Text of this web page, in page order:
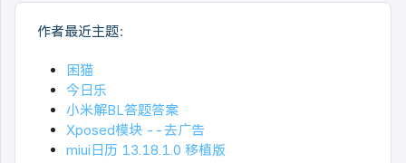
作者最近主题：
困猫
今日乐
小米解BL答题答案
Xposed模块 --去广告
miui日历 13.18.1.0 移植版